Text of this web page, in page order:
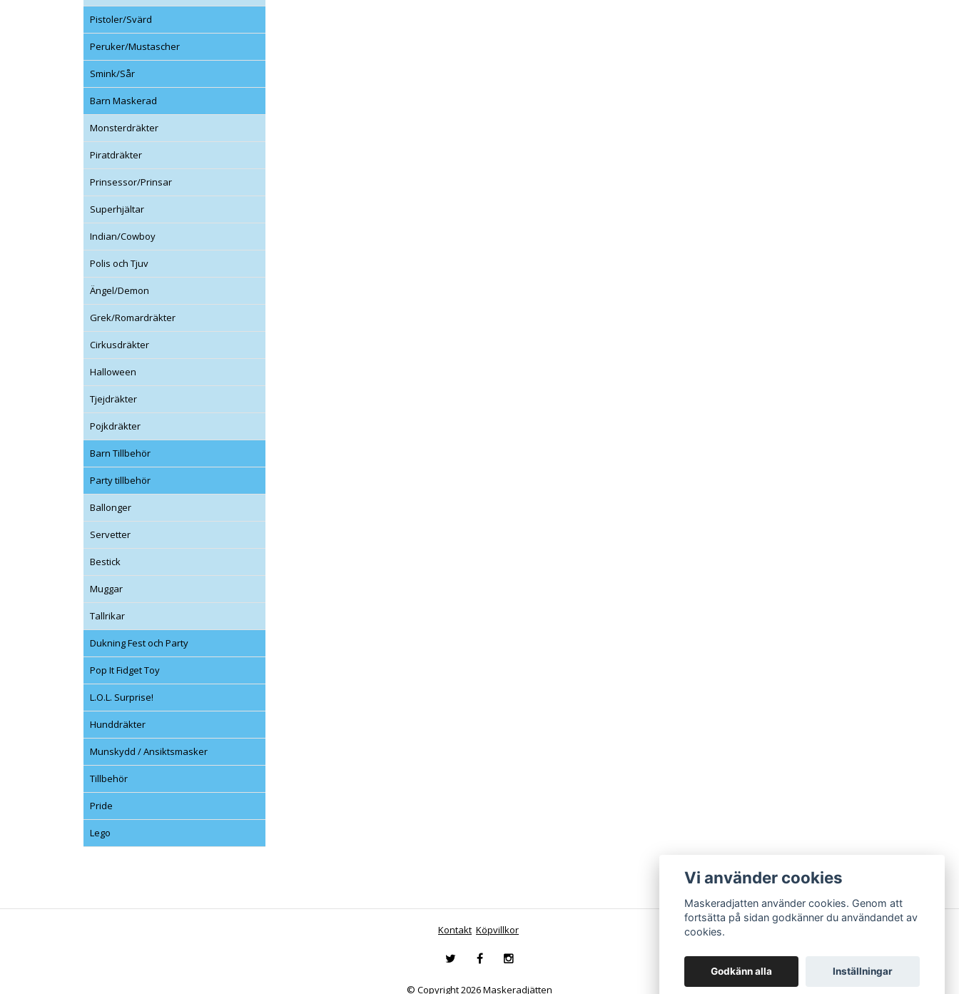
Pistoler/Svärd
Peruker/Mustascher
Smink/Sår
Barn Maskerad
Monsterdräkter
Piratdräkter
Prinsessor/Prinsar
Superhjältar
Indian/Cowboy
Polis och Tjuv
Ängel/Demon
Grek/Romardräkter
Cirkusdräkter
Halloween
Tjejdräkter
Pojkdräkter
Barn Tillbehör
Party tillbehör
Ballonger
Servetter
Bestick
Muggar
Tallrikar
Dukning Fest och Party
Pop It Fidget Toy
L.O.L. Surprise!
Hunddräkter
Munskydd / Ansiktsmasker
Tillbehör
Pride
Lego
Kontakt Köpvillkor
© Copyright 2026 Maskeradjätten
Vi använder cookies
Maskeradjatten använder cookies. Genom att
fortsätta på sidan godkänner du användandet av
cookies.
Godkänn alla Inställningar